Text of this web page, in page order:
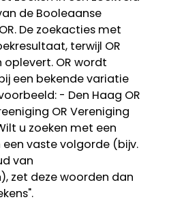
de Booleaanse
De zoekacties met
terwijl OR
OR wordt
een bekende variatie
- Den Haag OR
OR Vereniging
u zoeken met een
vaste volgorde (bijv.
van
zet deze woorden dan